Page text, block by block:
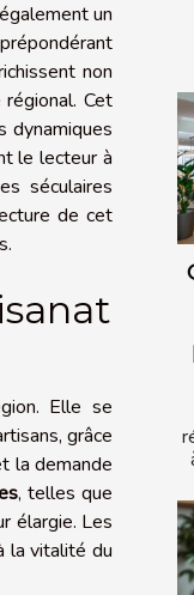
un
non
Cet
dynamiques
le lecteur à
séculaires
de cet
Elle se
grâce
la demande
, telles que
élargie. Les
la vitalité du